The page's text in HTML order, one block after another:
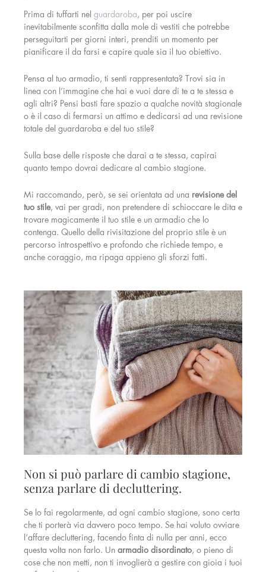
Prima di tuffarti nel guardaroba, per poi uscire
inevitabilmente sconfitta dalla mole di vestiti che potrebbe
perseguitarti per giorni interi, prenditi un momento per
pianificare il da farsi e capire quale sia il tuo obiettivo.
Pensa al tuo armadio, ti senti rappresentata? Trovi sia in
linea con l’immagine che hai e vuoi dare di te a te stessa e
agli altri? Pensi basti fare spazio a qualche novità stagionale
o è il caso di fermarsi un attimo e dedicarsi ad una revisione
totale del guardaroba e del tuo stile?
Sulla base delle risposte che darai a te stessa, capirai
quanto tempo dovrai dedicare al cambio stagione.
Mi raccomando, però, se sei orientata ad una revisione del
tuo stile, vai per gradi, non pretendere di schioccare le dita e
trovare magicamente il tuo stile e un armadio che lo
contenga. Quello della rivisitazione del proprio stile è un
percorso introspettivo e profondo che richiede tempo, e
anche coraggio, ma ripaga appieno gli sforzi fatti.
Non si può parlare di cambio stagione,
senza parlare di decluttering.
Se lo fai regolarmente, ad ogni cambio stagione, sono certa
che ti porterà via davvero poco tempo. Se hai voluto ovviare
l’affare decluttering, facendo finta di nulla per anni, ecco
questa volta non farlo. Un armadio disordinato, o pieno di
cose che non metti, non ti invoglierà a gestire con gioia i tuoi